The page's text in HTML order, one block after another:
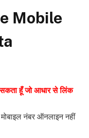
Mobile
हूँ जो आधार से लिंक
नंबर ऑनलाइन नहीं